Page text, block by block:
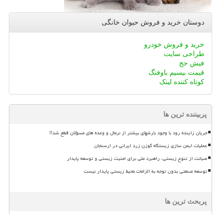
دوستان خرید و فروش حیوان خانگی
خرید و فروش خودرو
طراحی سایت
فیش حج
قیمت بیسیم باوفنگ
کوتاه کننده لینک
پربیننده ترین ها
جریان زاینده رود با وجود بارشهای بیشتر از نرمال و وعده های مسؤلان قطع شد!!
عملیات ایمن سازی زیستگاه گوزن زرد ایرانی در ارسنجان
صیانت از تنوع زیستی، راهبرد ملی برای امنیت زیستی و توسعه پایدار
توسعه صنعتی بدون توجه به الزامات محیط زیستی پایدار نیست
پربحث ترین ها